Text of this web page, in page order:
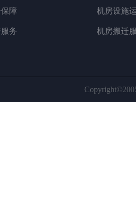
障
务
机房设施
机房搬迁